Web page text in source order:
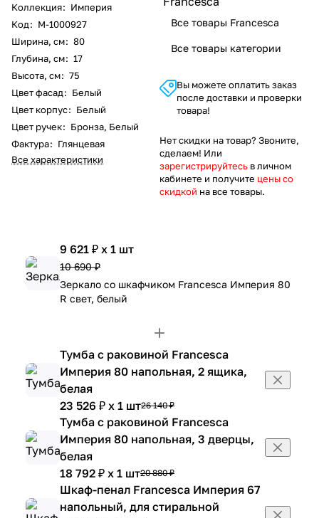
Коллекция: Империя
Код: M-1000927
Ширина, см: 80
Глубина, см: 17
Высота, см: 75
Цвет фасад: Белый
Цвет корпус: Белый
Цвет ручек: Бронза, Белый
Фактура: Глянцевая
Все характеристики
Все товары Francesca
Все товары категории
Вы можете оплатить заказ
после доставки и проверки
товара!
Нет скидки на товар? Звоните,
сделаем! Или
зарегистрируйтесь в личном
кабинете и получите цены со
скидкой на все товары.
9 621 ₽ x 1 шт
10 690 ₽
Зеркало со шкафчиком Francesca Империя 80
R свет, белый
Тумба с раковиной Francesca
Империя 80 напольная, 2 ящика,
белая
23 526 ₽ x 1 шт26 140 ₽
Тумба с раковиной Francesca
Империя 80 напольная, 3 дверцы,
белая
18 792 ₽ x 1 шт20 880 ₽
Шкаф-пенал Francesca Империя 67
напольный, для стиральной